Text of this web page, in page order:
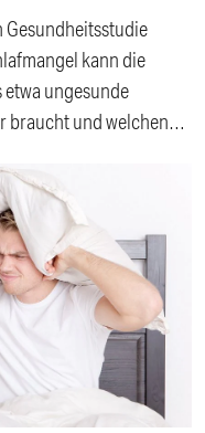
Gesundheitsstudie
kann die
ungesunde
braucht und welchen
zum Problem wird
Schlaf ist gesund?
mit der richtigen
Ergonomische
für das Extra an
Komfort